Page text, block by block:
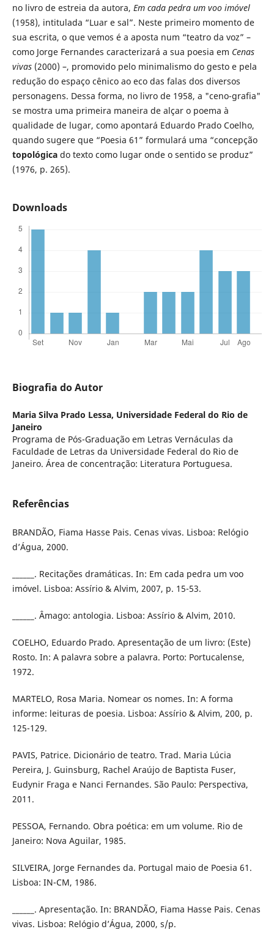
no livro de estreia da autora, Em cada pedra um voo imóvel
(1958), intitulada “Luar e sal”. Neste primeiro momento de
sua escrita, o que vemos é a aposta num “teatro da voz” –
como Jorge Fernandes caracterizará a sua poesia em Cenas
vivas(2000) –, promovido pelo minimalismo do gesto e pela
redução do espaço cênico ao eco das falas dos diversos
personagens. Dessa forma, no livro de 1958, a "ceno-grafia"
se mostra uma primeira maneira de alçar o poema à
qualidade de lugar, como apontará Eduardo Prado Coelho,
quando sugere que “Poesia 61” formulará uma “concepção
topológicado texto como lugar onde o sentido se produz”
(1976, p. 265).
Downloads
Biografia do Autor
Maria Silva Prado Lessa, Universidade Federal do Rio de
Janeiro
Programa de Pós-Graduação em Letras Vernáculas da
Faculdade de Letras da Universidade Federal do Rio de
Janeiro. Área de concentração: Literatura Portuguesa.
Referências
BRANDÃO, Fiama Hasse Pais. Cenas vivas. Lisboa: Relógio
d’Água, 2000.
______. Recitações dramáticas. In: Em cada pedra um voo
imóvel. Lisboa: Assírio & Alvim, 2007, p. 15-53.
______. Âmago: antologia. Lisboa: Assírio & Alvim, 2010.
COELHO, Eduardo Prado. Apresentação de um livro: (Este)
Rosto. In: A palavra sobre a palavra. Porto: Portucalense,
1972.
MARTELO, Rosa Maria. Nomear os nomes. In: A forma
informe: leituras de poesia. Lisboa: Assírio & Alvim, 200, p.
125-129.
PAVIS, Patrice. Dicionário de teatro. Trad. Maria Lúcia
Pereira, J. Guinsburg, Rachel Araújo de Baptista Fuser,
Eudynir Fraga e Nanci Fernandes. São Paulo: Perspectiva,
2011.
PESSOA, Fernando. Obra poética: em um volume. Rio de
Janeiro: Nova Aguilar, 1985.
SILVEIRA, Jorge Fernandes da. Portugal maio de Poesia 61.
Lisboa: IN-CM, 1986.
______. Apresentação. In: BRANDÃO, Fiama Hasse Pais. Cenas
vivas. Lisboa: Relógio d’Água, 2000, s/p.